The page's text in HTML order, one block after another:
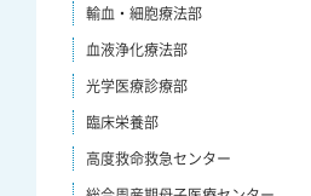
輸血・細胞療法部
血液浄化療法部
光学医療診療部
臨床栄養部
高度救命救急センター